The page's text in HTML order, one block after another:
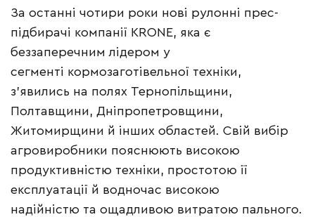
За останні чотири роки нові рулонні прес-
підбирачі компанії KRONE, яка є
беззаперечним лідером у
сегменті кормозаготівельної техніки,
з’явились на полях Тернопільщини,
Полтавщини, Дніпропетровщини,
Житомирщини й інших областей. Свій вибір
агровиробники пояснюють високою
продуктивністю техніки, простотою її
експлуатації й водночас високою
надійністю та ощадливою витратою пального.